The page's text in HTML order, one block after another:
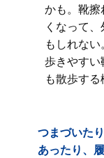
かも。靴擦
くなって
もしれない。
歩きやすい
も散歩する
つまづいた
あったり、